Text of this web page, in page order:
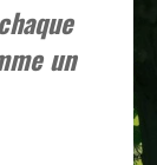
un